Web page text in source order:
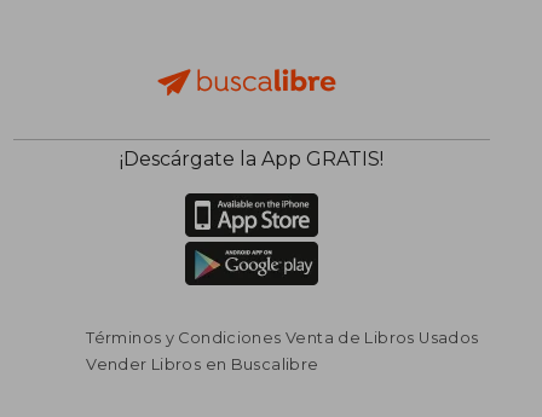
¡Descárgate la App GRATIS!
Términos y Condiciones Venta de Libros Usados
Vender Libros en Buscalibre